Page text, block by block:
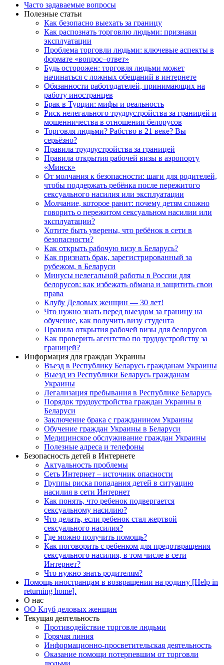
Часто задаваемые вопросы
Полезные статьи
Как безопасно выехать за границу
Как распознать торговлю людьми: признаки
эксплуатации
Проблема торговли людьми: ключевые аспекты в
формате «вопрос–ответ»
Будь осторожен: торговля людьми может
начинаться с ложных обещаний в интернете
Обязанности работодателей, принимающих на
работу иностранцев
Брак в Турции: мифы и реальность
Риск нелегального трудоустройства за границей и
мошенничества в отношении белорусов
Торговля людьми? Рабство в 21 веке? Вы
серьёзно?
Правила трудоустройства за границей
Правила открытия рабочей визы в аэропорту
«Минск»
От молчания к безопасности: шаги для родителей,
чтобы поддержать ребёнка после пережитого
сексуального насилия или эксплуатации
Молчание, которое ранит: почему детям сложно
говорить о пережитом сексуальном насилии или
эксплуатации?
Хотите быть уверены, что ребёнок в сети в
безопасности?
Как открыть рабочую визу в Беларусь?
Как признать брак, зарегистрированный за
рубежом, в Беларуси
Минусы нелегальной работы в России для
белорусов: как избежать обмана и защитить свои
права
Клубу Деловых женщин — 30 лет!
Что нужно знать перед выездом за границу на
обучение, как получить визу студента
Правила открытия рабочей визы для белорусов
Как проверить агентство по трудоустройству за
границей?
Информация для граждан Украины
Въезд в Республику Беларусь гражданам Украины
Выезд из Республики Беларусь гражданам
Украины
Легализация пребывания в Республике Беларусь
Порядок трудоустройства граждан Украины в
Беларуси
Заключение брака с гражданином Украины
Обучение граждан Украины в Беларуси
Медицинское обслуживание граждан Украины
Полезные адреса и телефоны
Безопасность детей в Интернете
Актуальность проблемы
Сеть Интернет – источник опасности
Группы риска попадания детей в ситуацию
насилия в сети Интернет
Как понять, что ребенок подвергается
сексуальному насилию?
Что делать, если ребенок стал жертвой
сексуального насилия?
Где можно получить помощь?
Как поговорить с ребенком для предотвращения
сексуального насилия, в том числе в сети
Интернет?
Что нужно знать родителям?
Помощь иностранцам в возвращении на родину [Help in
returning home].
О нас
ОО Клуб деловых женщин
Текущая деятельность
Противодействие торговле людьми
Горячая линия
Информационно-просветительская деятельность
Оказание помощи потерпевшим от торговли
людьми